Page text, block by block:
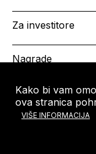
Kako bi vam
ova stranica
VIŠE INFORMACIJA
Za investitore
Nagrade
HRVATSKA KOMORA
ARHITEKATA